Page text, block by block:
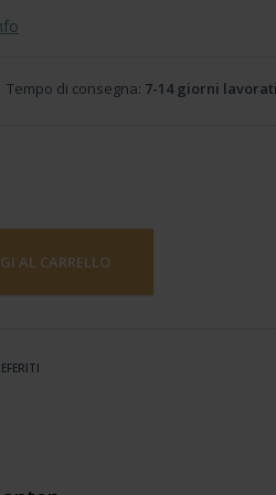
Tempo di consegna: 7-14 giorni
AL CARRELLO